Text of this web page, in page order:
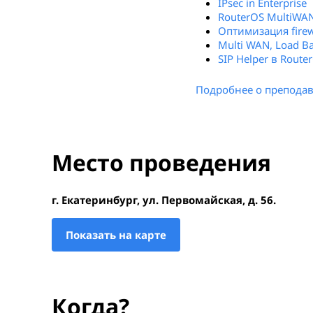
RouterOS
Оптимизация
Multi WAN, Load
SIP Helper в
Подробнее о
Место проведения
г. Екатеринбург, ул. Первомайская, д. 56.
Показать на карте
Когда?